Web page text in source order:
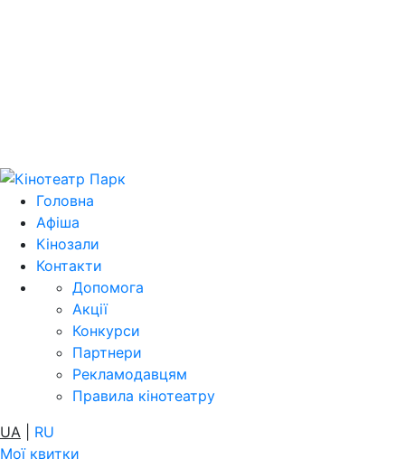
Головна
Афіша
Кінозали
Контакти
Допомога
Акції
Конкурси
Партнери
Рекламодавцям
Правила кінотеатру
UA
RU
Мої квитки